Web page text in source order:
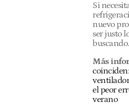
Si
nuevo
ser justo
buscando.
Más
el peor
verano